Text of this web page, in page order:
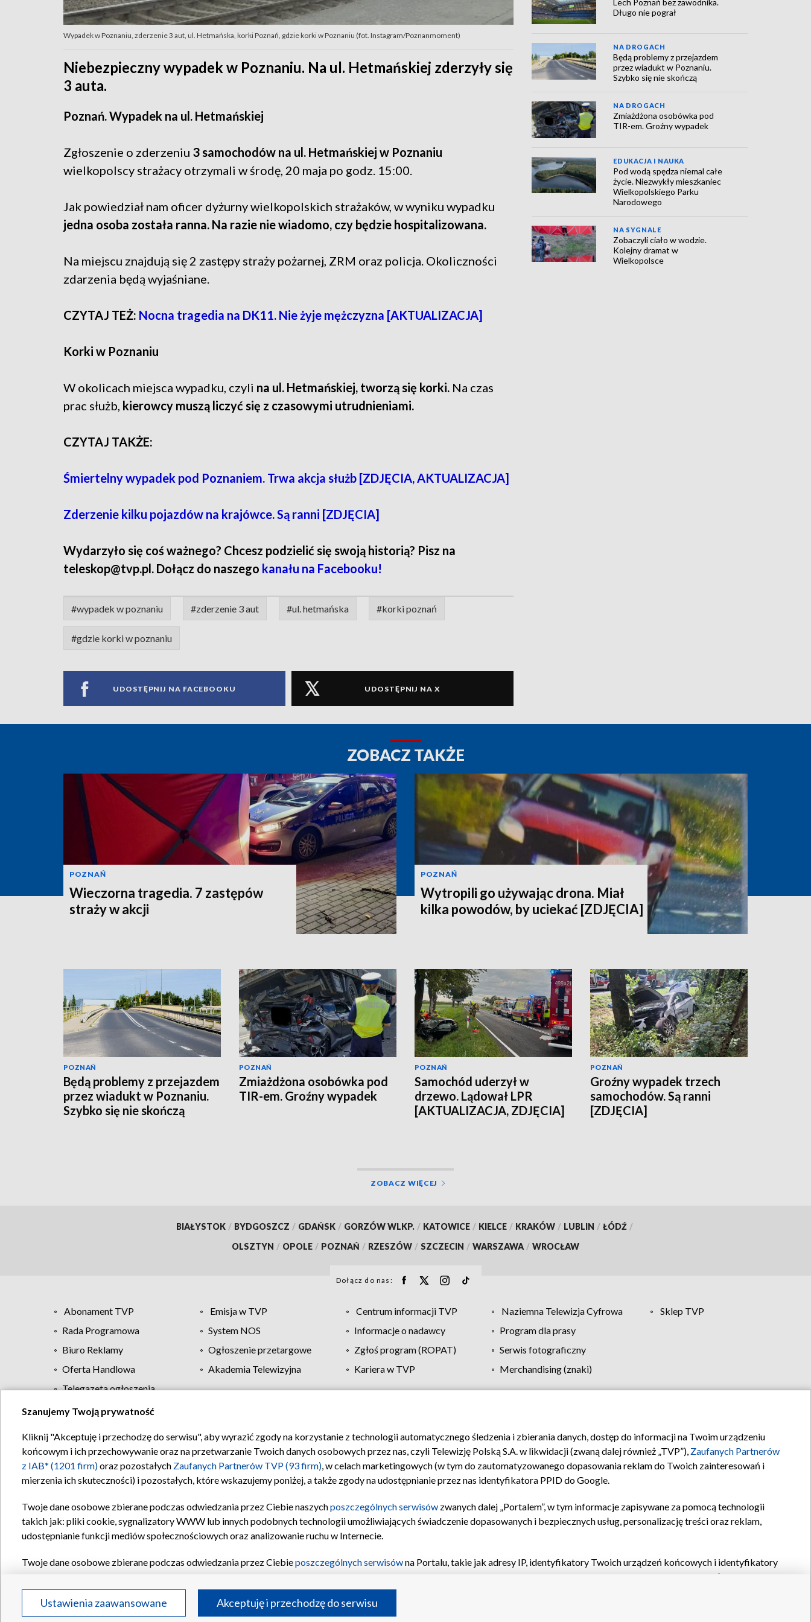
Wypadek w Poznaniu, zderzenie 3 aut, ul. Hetmańska, korki Poznań, gdzie korki w Poznaniu (fot. Instagram/Poznanmoment)
Niebezpieczny wypadek w Poznaniu. Na ul. Hetmańskiej zderzyły się
3 auta.
Poznań. Wypadek na ul. Hetmańskiej
Zgłoszenie o zderzeniu 3 samochodów na ul. Hetmańskiej w Poznaniu
wielkopolscy strażacy otrzymali w środę, 20 maja po godz. 15:00.
Jak powiedział nam oficer dyżurny wielkopolskich strażaków, w wyniku wypadku
jedna osoba została ranna. Na razie nie wiadomo, czy będzie hospitalizowana.
Na miejscu znajdują się 2 zastępy straży pożarnej, ZRM oraz policja. Okoliczności
zdarzenia będą wyjaśniane.
CZYTAJ TEŻ: Nocna tragedia na DK11. Nie żyje mężczyzna [AKTUALIZACJA]
Korki w Poznaniu
W okolicach miejsca wypadku, czyli na ul. Hetmańskiej, tworzą się korki. Na czas
prac służb, kierowcy muszą liczyć się z czasowymi utrudnieniami.
CZYTAJ TAKŻE:
Śmiertelny wypadek pod Poznaniem. Trwa akcja służb [ZDJĘCIA, AKTUALIZACJA]
Zderzenie kilku pojazdów na krajówce. Są ranni [ZDJĘCIA]
Wydarzyło się coś ważnego? Chcesz podzielić się swoją historią? Pisz na
teleskop@tvp.pl. Dołącz do naszego kanału na Facebooku!
#wypadek w poznaniu #zderzenie 3 aut #ul. hetmańska #korki poznań
#gdzie korki w poznaniu
UDOSTĘPNIJ NA FACEBOOKU UDOSTĘPNIJ NA X
Długo nie pograł
NA DROGACH
Będą problemy z przejazdem
przez wiadukt w Poznaniu.
Szybko się nie skończą
NA DROGACH
Zmiażdżona osobówka pod
TIR-em. Groźny wypadek
EDUKACJA I NAUKA
Pod wodą spędza niemal całe
życie. Niezwykły mieszkaniec
Wielkopolskiego Parku
Narodowego
NA SYGNALE
Zobaczyli ciało w wodzie.
Kolejny dramat w
Wielkopolsce
ZOBACZ TAKŻE
POZNAŃ
Wieczorna tragedia. 7 zastępów
straży w akcji
POZNAŃ
Wytropili go używając drona. Miał
kilka powodów, by uciekać [ZDJĘCIA]
POZNAŃ
Będą problemy z przejazdem
przez wiadukt w Poznaniu.
Szybko się nie skończą
POZNAŃ
Zmiażdżona osobówka pod
TIR-em. Groźny wypadek
POZNAŃ
Samochód uderzył w
drzewo. Lądował LPR
[AKTUALIZACJA, ZDJĘCIA]
POZNAŃ
Groźny wypadek trzech
samochodów. Są ranni
[ZDJĘCIA]
ZOBACZ WIĘCEJ
BIAŁYSTOK / BYDGOSZCZ / GDAŃSK / GORZÓW WLKP. / KATOWICE / KIELCE / KRAKÓW / LUBLIN / ŁÓDŹ /
OLSZTYN / OPOLE / POZNAŃ / RZESZÓW / SZCZECIN / WARSZAWA / WROCŁAW
Dołącz do nas:
Abonament TVP Emisja w TVP Centrum informacji TVP Naziemna Telewizja Cyfrowa
Sklep TVP
Rada Programowa
System NOS Informacje o nadawcy
Program dla prasy
Biuro Reklamy
Ogłoszenie przetargowe Zgłoś program (ROPAT)
Serwis fotograficzny
Oferta Handlowa
Akademia Telewizyjna Kariera w TVP
Merchandising (znaki)
Telegazeta ogłoszenia
Regulamin TVP Polityka prywatności Moje zgody Pomoc Biuro reklamy Kontakt
Szanujemy Twoją prywatność
Kliknij "Akceptuję i przechodzę do serwisu", aby wyrazić zgody na korzystanie z technologii automatycznego śledzenia i zbierania danych, dostęp do informacji na Twoim urządzeniu
końcowym i ich przechowywanie oraz na przetwarzanie Twoich danych osobowych przez nas, czyli Telewizję Polską S.A. w likwidacji (zwaną dalej również „TVP”), Zaufanych Partnerów
z IAB* (1201 firm)oraz pozostałych Zaufanych Partnerów TVP (93 firm), w celach marketingowych (w tym do zautomatyzowanego dopasowania reklam do Twoich zainteresowań i
mierzenia ich skuteczności) i pozostałych, które wskazujemy poniżej, a także zgody na udostępnianie przez nas identyfikatora PPID do Google.
Twoje dane osobowe zbierane podczas odwiedzania przez Ciebie naszychposzczególnych serwisów zwanych dalej „Portalem”, w tym informacje zapisywane za pomocą technologii
takich jak: pliki cookie, sygnalizatory WWW lub innych podobnych technologii umożliwiających świadczenie dopasowanych i bezpiecznych usług, personalizację treści oraz reklam,
udostępnianie funkcji mediów społecznościowych oraz analizowanie ruchu w Internecie.
Twoje dane osobowe zbierane podczas odwiedzania przez Ciebieposzczególnych serwisówna Portalu, takie jak adresy IP, identyfikatory Twoich urządzeń końcowych i identyfikatory
oraz pozostałych
Partnerów TVPdla realizacji następujących celów i funkcji: przechowywania informacji na urządzeniu lub dostęp do nich, wyboru podstawowych reklam, wyboru spersonalizowanych
reklam, tworzenia profilu spersonalizowanych reklam, tworzenia profilu spersonalizowanych treści, wyboru spersonalizowanych treści, pomiaru wydajności reklam, pomiaru wydajności
Ustawienia zaawansowane Akceptuję i przechodzę do serwisu